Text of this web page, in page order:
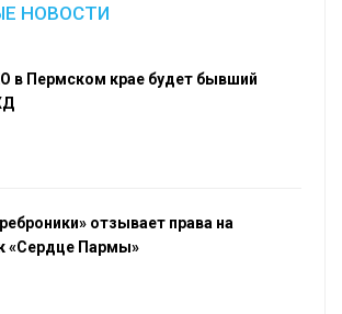
НОВОСТИ
в Пермском крае будет бывший
отзывает права на
«Сердце Пармы»